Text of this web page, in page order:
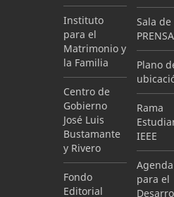
Instituto
para el
Matrimonio y
la Familia
Centro de
Gobierno
José Luis
Bustamante
y Rivero
Fondo
Editorial
Sala de
PRENSA
Plano
Rama
IEEE
Agenda
para el